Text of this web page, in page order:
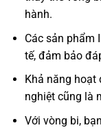
hành.
Các sản phẩm
tế, đảm bảo
Khả năng
nghiệt cũng là
Với vòng bi,